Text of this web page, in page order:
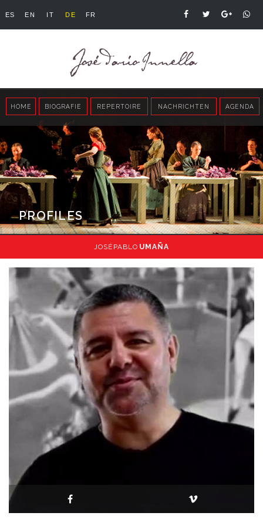
ES EN IT DE FR
HOME BIOGRAFIE REPERTOIRE NACHRICHTEN AGENDA
PROFILES
JOSÉ PABLO UMAÑA